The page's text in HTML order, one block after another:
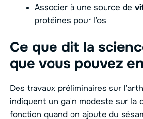
Associer à une source de
protéines pour l’os
Ce que dit la
que vous pouvez
Des travaux préliminaires sur
indiquent un gain modeste sur la
fonction quand on ajoute du